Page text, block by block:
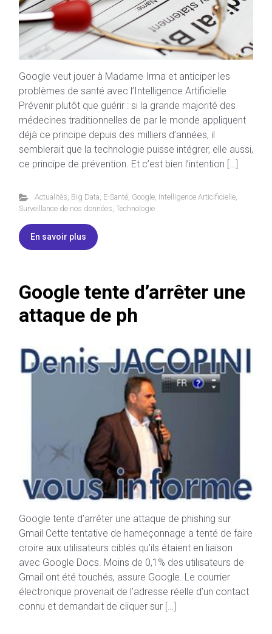
Google veut jouer à Madame Irma et anticiper les
problèmes de santé avec l’Intelligence Artificielle
Prévenir plutôt que guérir : si la grande majorité des
médecines traditionnelles de par le monde appliquent
déjà ce principe depuis des milliers d’années, il
semblerait que la technologie puisse intégrer, elle aussi,
ce principe de prévention. Et c’est bien l’intention […]
Actualités, Big Data, E-Santé, Google, Intelligence Articificielle,
Surveillance de nos données, Technologie
En savoir plus
Google tente d’arrêter une
attaque de ph
Google tente d’arrêter une attaque de phishing sur
Gmail Cette tentative de hameçonnage a tenté de faire
croire aux utilisateurs ciblés qu’ils étaient en liaison
avec Google Docs. Moins de 0,1% des utilisateurs de
Gmail ont été touchés, assure Google. Le courrier
électronique provenait de l’adresse réelle d’un contact
connu et demandait de cliquer sur […]